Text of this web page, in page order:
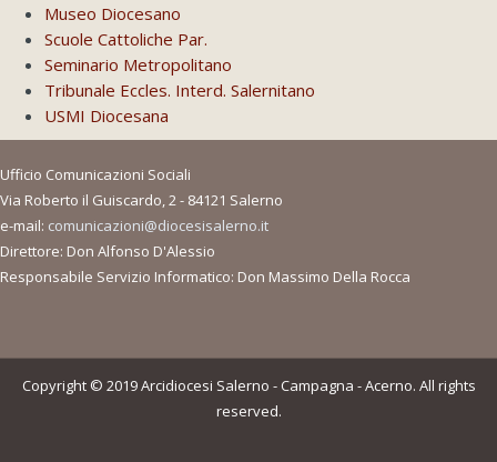
Museo Diocesano
Scuole Cattoliche Par.
Seminario Metropolitano
Tribunale Eccles. Interd. Salernitano
USMI Diocesana
Ufficio Comunicazioni Sociali
Via Roberto il Guiscardo, 2 - 84121 Salerno
e-mail: comunicazioni@diocesisalerno.it
Direttore: Don Alfonso D'Alessio
Responsabile Servizio Informatico: Don Massimo Della Rocca
Copyright © 2019 Arcidiocesi Salerno - Campagna - Acerno. All rights
reserved.